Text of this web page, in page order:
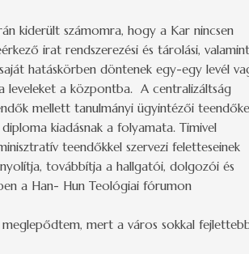
kiderült számomra, hogy a Kar nincsen
irat rendszerezési és tárolási, valamint
hatáskörben döntenek egy-egy levél
leveleket a központba. A centralizáltság
mellett tanulmányi ügyintézői
kiadásnak a folyamata. Timivel
teendőkkel szervezi feletteseinek
továbbítja a hallgatói, dolgozói és
a Han- Hun Teológiai fórumon
mert a város sokkal